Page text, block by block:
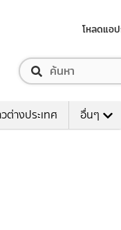
โหลดแอป
ต่างประเทศ อื่นๆ